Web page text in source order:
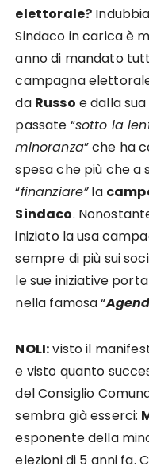
elettorale?
Sindaco in carica è
anno di mandato
campagna
da Russo e dalla
passate “sotto la
minoranza” che ha
spesa che più che a
“finanziare”la
Sindaco.
iniziato la usa
sempre di più sui
le sue iniziative
nella famosa “
NOLI:visto il
e visto quanto
del Consiglio
sembra già esserci:
esponente della
elezioni di 5 anni fa.